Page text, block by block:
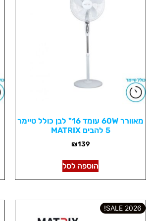
מאוורר 60W עומד 16" לבן כולל טיימר
5 להבים MATRIX
₪139
הוספה לסל
2026 SALE!